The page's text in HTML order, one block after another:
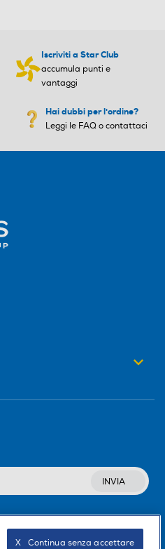
Iscriviti a Star Club
accumula punti e
vantaggi
Hai dubbi per l'ordine?
Leggi le FAQ o contattaci
INVIA
X   Continua senza accettare